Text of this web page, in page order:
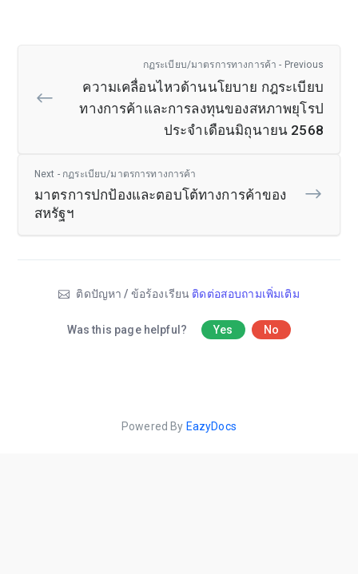
กฏระเบียบ/มาตรการทางการค้า - Previous
ความเคลื่อนไหวด้านนโยบาย กฎระเบียบ
ทางการค้าและการลงทุนของสหภาพยุโรป
ประจำเดือนมิถุนายน 2568
Next - กฏระเบียบ/มาตรการทางการค้า
มาตรการปกป้องและตอบโต้ทางการค้าของ
สหรัฐฯ
ติดปัญหา / ข้อร้องเรียน ติดต่อสอบถามเพิ่มเติม
Was this page helpful? Yes No
Powered By EazyDocs